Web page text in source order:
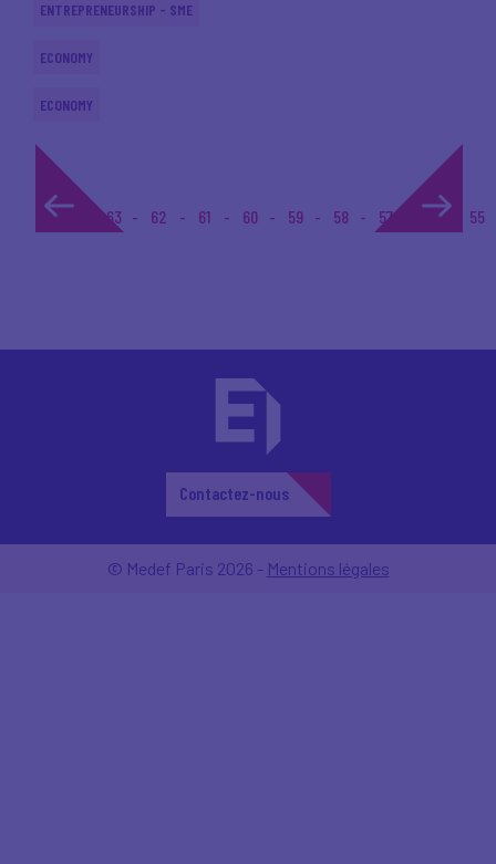
ENTREPRENEURSHIP - SME
ECONOMY
ECONOMY
1... 63 62 61 60 59 58 57 56 55
Contactez-nous
© Medef Paris 2026 - Mentions légales